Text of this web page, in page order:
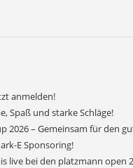
anmelden!
Spaß und starke Schläge!
2026 – Gemeinsam für den
E Sponsoring!
live bei den platzmann open